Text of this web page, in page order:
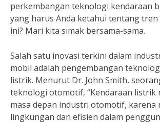
perkembangan teknologi kendaraan
yang harus Anda ketahui tentang
ini? Mari kita simak bersama-sama.
Salah satu inovasi terkini dalam
mobil adalah pengembangan
listrik. Menurut Dr. John Smith,
teknologi otomotif, “Kendaraan listrik
masa depan industri otomotif, karena
lingkungan dan efisien dalam